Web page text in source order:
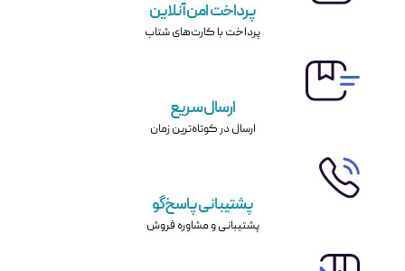
پرداخت امن آنلاین
پرداخت با کارت‌های شتاب
ارسال سریع
ارسال در کوتاه‌ترین زمان
پشتیبانی پاسخ‌گو
پشتیبانی و مشاوره فروش